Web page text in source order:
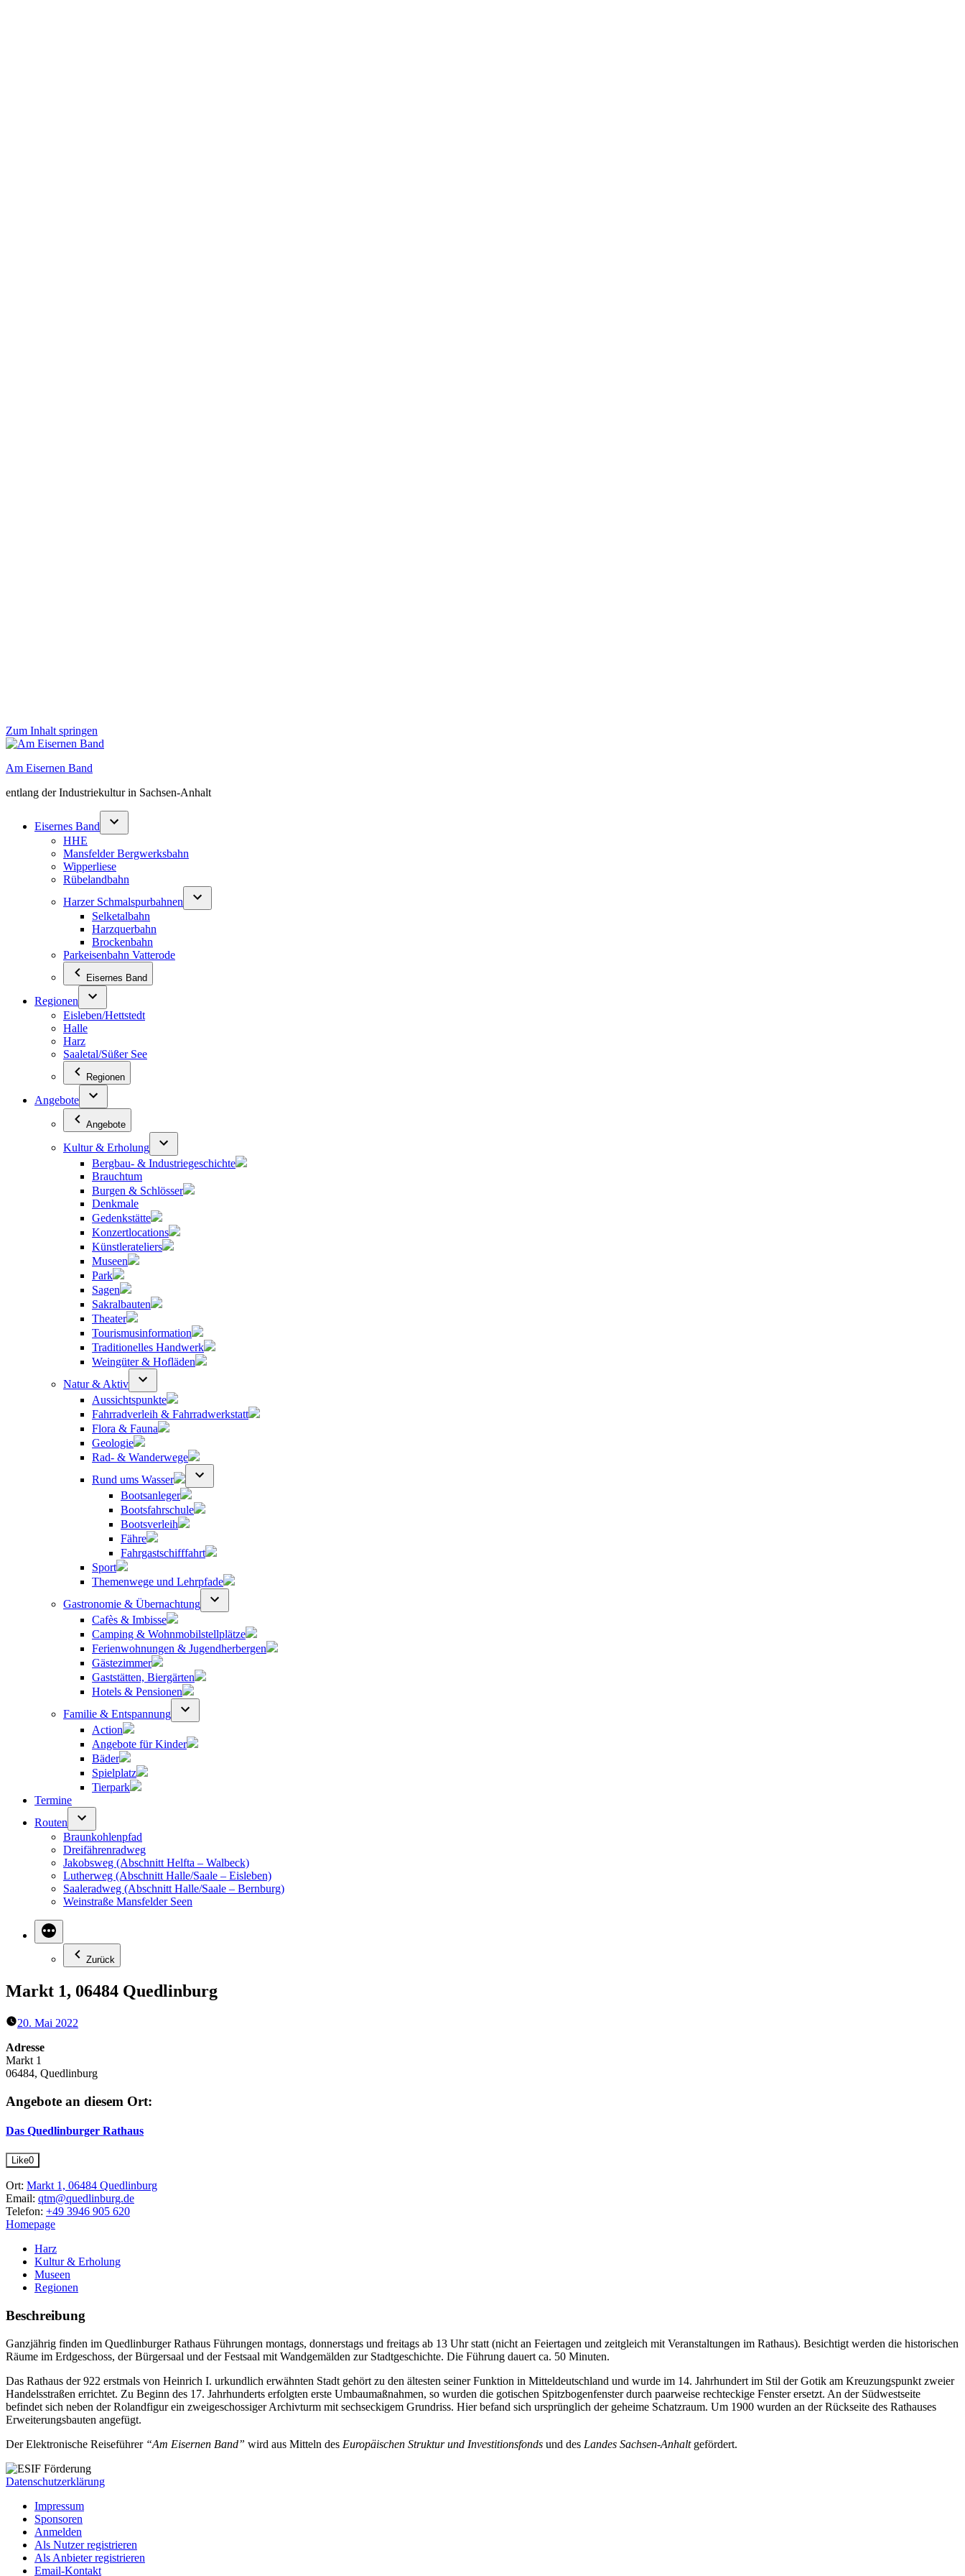
Zum Inhalt springen
Am Eisernen Band
entlang der Industriekultur in Sachsen-Anhalt
Eisernes Band
HHE
Mansfelder Bergwerksbahn
Wipperliese
Rübelandbahn
Harzer Schmalspurbahnen
Selketalbahn
Harzquerbahn
Brockenbahn
Parkeisenbahn Vatterode
Eisernes Band
Regionen
Eisleben/Hettstedt
Halle
Harz
Saaletal/Süßer See
Regionen
Angebote
Angebote
Kultur & Erholung
Bergbau- & Industriegeschichte
Brauchtum
Burgen & Schlösser
Denkmale
Gedenkstätte
Konzertlocations
Künstlerateliers
Museen
Park
Sagen
Sakralbauten
Theater
Tourismusinformation
Traditionelles Handwerk
Weingüter & Hofläden
Natur & Aktiv
Aussichtspunkte
Fahrradverleih & Fahrradwerkstatt
Flora & Fauna
Geologie
Rad- & Wanderwege
Rund ums Wasser
Bootsanleger
Bootsfahrschule
Bootsverleih
Fähre
Fahrgastschifffahrt
Sport
Themenwege und Lehrpfade
Gastronomie & Übernachtung
Cafès & Imbisse
Camping & Wohnmobilstellplätze
Ferienwohnungen & Jugendherbergen
Gästezimmer
Gaststätten, Biergärten
Hotels & Pensionen
Familie & Entspannung
Action
Angebote für Kinder
Bäder
Spielplatz
Tierpark
Termine
Routen
Braunkohlenpfad
Dreifährenradweg
Jakobsweg (Abschnitt Helfta – Walbeck)
Lutherweg (Abschnitt Halle/Saale – Eisleben)
Saaleradweg (Abschnitt Halle/Saale – Bernburg)
Weinstraße Mansfelder Seen
Zurück
Markt 1, 06484 Quedlinburg
20. Mai 2022
Adresse
Markt 1
06484, Quedlinburg
Angebote an diesem Ort:
Das Quedlinburger Rathaus
Like0
Ort: Markt 1, 06484 Quedlinburg
Email: qtm@quedlinburg.de
Telefon: +49 3946 905 620
Homepage
Harz
Kultur & Erholung
Museen
Regionen
Beschreibung
Ganzjährig finden im Quedlinburger Rathaus Führungen montags, donnerstags und freitags ab 13 Uhr statt (nicht an Feiertagen und zeitgleich mit Veranstaltungen im Rathaus). Besichtigt werden die historischen
Räume im Erdgeschoss, der Bürgersaal und der Festsaal mit Wandgemälden zur Stadtgeschichte. Die Führung dauert ca. 50 Minuten.
Das Rathaus der 922 erstmals von Heinrich I. urkundlich erwähnten Stadt gehört zu den ältesten seiner Funktion in Mitteldeutschland und wurde im 14. Jahrhundert im Stil der Gotik am Kreuzungspunkt zweier
Handelsstraßen errichtet. Zu Beginn des 17. Jahrhunderts erfolgten erste Umbaumaßnahmen, so wurden die gotischen Spitzbogenfenster durch paarweise rechteckige Fenster ersetzt. An der Südwestseite
befindet sich neben der Rolandfigur ein zweigeschossiger Archivturm mit sechseckigem Grundriss. Hier befand sich ursprünglich der geheime Schatzraum. Um 1900 wurden an der Rückseite des Rathauses
Erweiterungsbauten angefügt.
Der Elektronische Reiseführer “Am Eisernen Band” wird aus Mitteln des Europäischen Struktur und Investitionsfonds und des Landes Sachsen-Anhaltgefördert.
Datenschutzerklärung
Impressum
Sponsoren
Anmelden
Als Nutzer registrieren
Als Anbieter registrieren
Email-Kontakt